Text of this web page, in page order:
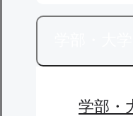
学部・